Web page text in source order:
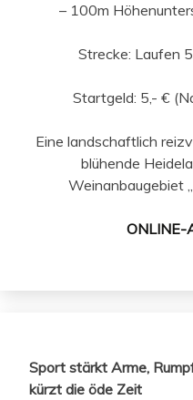
– 100m
Strecke: Laufen
Startgeld: 5,- €
Eine landschaftlich
blühende
Weinanbaugebiet
ONLINE-
Sport stärkt Arme,
kürzt die öde Zeit